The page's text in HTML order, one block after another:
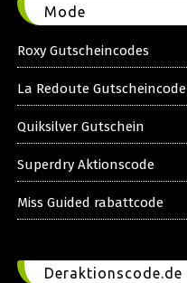
Mode
Roxy Gutscheincodes
La Redoute Gutscheincode
Quiksilver Gutschein
Superdry Aktionscode
Miss Guided rabattcode
Deraktionscode.de